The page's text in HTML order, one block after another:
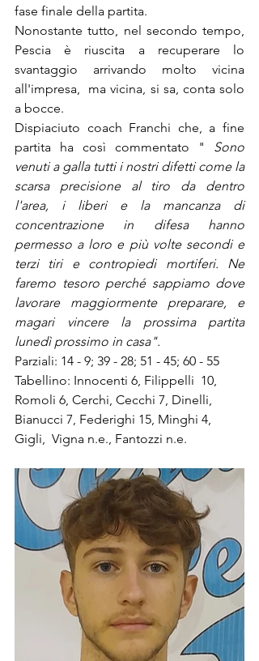
fase finale della partita.
Nonostante tutto, nel secondo tempo,
Pescia è riuscita a recuperare lo
svantaggio arrivando molto vicina
all'impresa,  ma vicina, si sa, conta solo
a bocce.
Dispiaciuto coach Franchi che, a fine
partita ha così commentato " Sono
venuti a galla tutti i nostri difetti come la
scarsa precisione al tiro da dentro
l'area, i liberi e la mancanza di
concentrazione in difesa hanno
permesso a loro e più volte secondi e
terzi tiri e contropiedi mortiferi. Ne
faremo tesoro perché sappiamo dove
lavorare maggiormente preparare, e
magari vincere la prossima partita
lunedì prossimo in casa".
Parziali: 14 - 9; 39 - 28; 51 - 45; 60 - 55
Tabellino: Innocenti 6, Filippelli  10,
Romoli 6, Cerchi, Cecchi 7, Dinelli,
Bianucci 7, Federighi 15, Minghi 4,
Gigli,  Vigna n.e., Fantozzi n.e.